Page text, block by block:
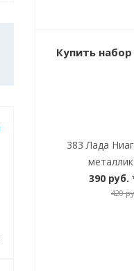
Купить набор
383 Лада
390 руб.
420